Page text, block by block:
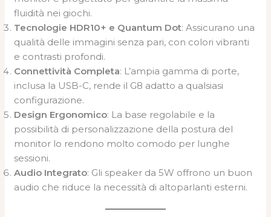
fluidità nei giochi.
Tecnologie HDR10+ e Quantum Dot: Assicurano una
qualità delle immagini senza pari, con colori vibranti
e contrasti profondi.
Connettività Completa: L’ampia gamma di porte,
inclusa la USB-C, rende il G8 adatto a qualsiasi
configurazione.
Design Ergonomico: La base regolabile e la
possibilità di personalizzazione della postura del
monitor lo rendono molto comodo per lunghe
sessioni.
Audio Integrato: Gli speaker da 5W offrono un buon
audio che riduce la necessità di altoparlanti esterni.